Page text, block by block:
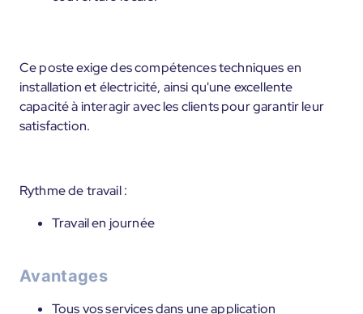
Ce poste exige des compétences techniques en
installation et électricité, ainsi qu'une excellente
capacité à interagir avec les clients pour garantir leur
satisfaction.
Rythme de travail :
Travail en journée
Avantages
Tous vos services dans une application